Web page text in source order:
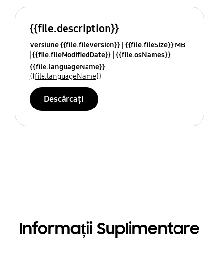
{{file.description}}
Versiune {{file.fileVersion}} {{file.fileSize}} MB
{{file.fileModifiedDate}} {{file.osNames}}
{{file.languageName}}
{{file.languageName}}
Descărcați
Informații Suplimentare